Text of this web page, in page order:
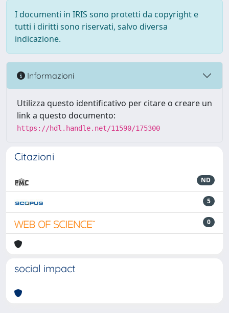
I documenti in IRIS sono protetti da copyright e
tutti i diritti sono riservati, salvo diversa
indicazione.
Informazioni
Utilizza questo identificativo per citare o creare un
link a questo documento:
https://hdl.handle.net/11590/175300
Citazioni
ND
5
0
social impact